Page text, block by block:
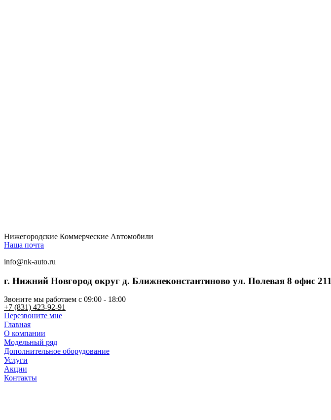
Нижегородские Коммерческие Автомобили
Наша почта
info@nk-auto.ru
г. Нижний Новгород округ д. Ближнеконстантиново ул. Полевая 8 офис 211
Звоните мы работаем c 09:00 - 18:00
+7 (831) 423-92-91
Перезвоните мне
Главная
О компании
Модельный ряд
Дополнительное оборудование
Услуги
Акции
Контакты